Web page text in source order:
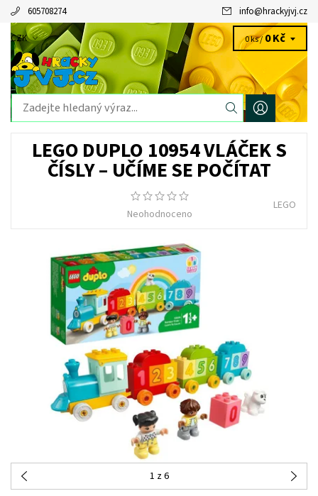
605708274 info@hrackyjvj.cz
CZK 0 ks /0 Kč
LEGO DUPLO 10954 VLÁČEK S
ČÍSLY – UČÍME SE POČÍTAT
Neohodnoceno
LEGO
1 z 6